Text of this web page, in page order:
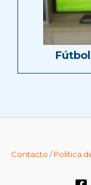
Contacto /Política